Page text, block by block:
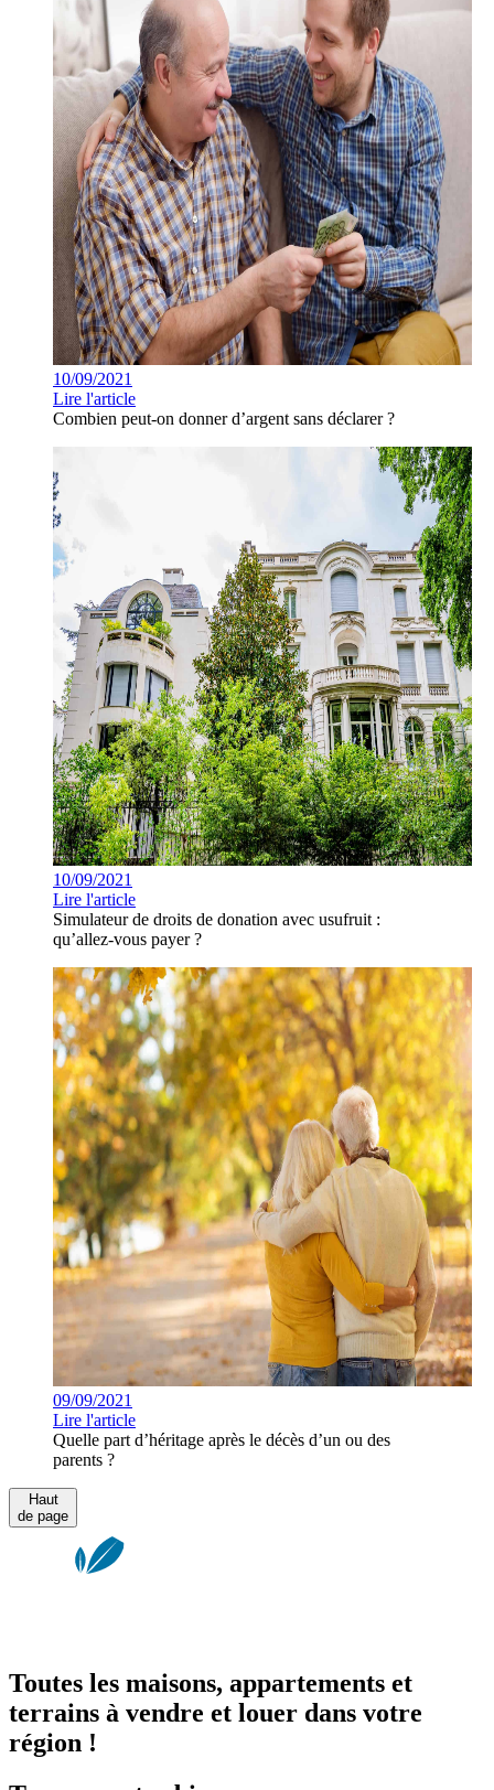
10/09/2021
Lire l'article
Combien peut-on donner d’argent sans déclarer ?
10/09/2021
Lire l'article
Simulateur de droits de donation avec usufruit :
qu’allez-vous payer ?
09/09/2021
Lire l'article
Quelle part d’héritage après le décès d’un ou des
parents ?
Haut
de page
Toutes les maisons, appartements et
terrains à vendre et louer dans votre
région !